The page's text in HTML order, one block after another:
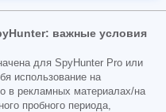
важные условия
для SpyHunter Pro или
использование на
в рекламных материалах/на
пробного периода,